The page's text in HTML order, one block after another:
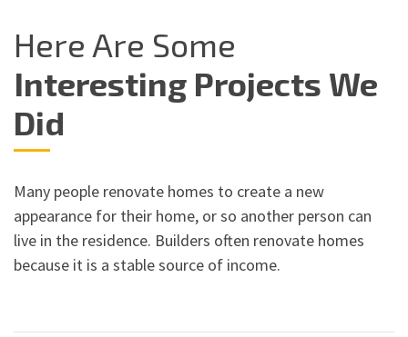
Here Are Some
Interesting Projects We
Did
Many people renovate homes to create a new
appearance for their home, or so another person can
live in the residence. Builders often renovate homes
because it is a stable source of income.